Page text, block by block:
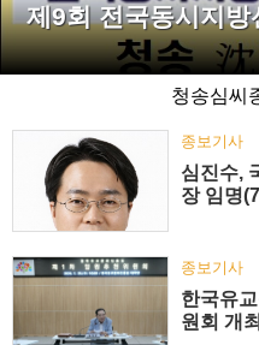
제9회 전국동시지
청송심씨
종보기사
심진수,
장 임명
종보기사
한국유
원회 개